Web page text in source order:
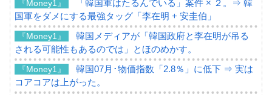
『Money1』
「韓国軍はたるんでいる」案件 × ２。⇒ 韓
国軍をダメにする最強タッグ「李在明 + 安圭伯」
『Money1』
韓国メディアが「韓国政府と李在明が吊る
される可能性もあるのでは」とほのめかす。
『Money1』
韓国07月･物価指数「2.8％」に低下 ⇒ 実は
コアコアは上がった。